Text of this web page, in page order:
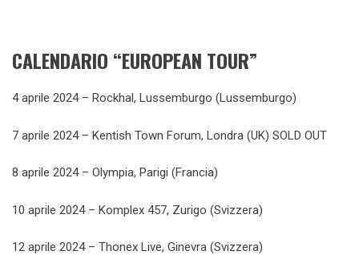
CALENDARIO “EUROPEAN TOUR”
4 aprile 2024 – Rockhal, Lussemburgo (Lussemburgo)
7 aprile 2024 – Kentish Town Forum, Londra (UK) SOLD OUT
8 aprile 2024 – Olympia, Parigi (Francia)
10 aprile 2024 – Komplex 457, Zurigo (Svizzera)
12 aprile 2024 – Thonex Live, Ginevra (Svizzera)